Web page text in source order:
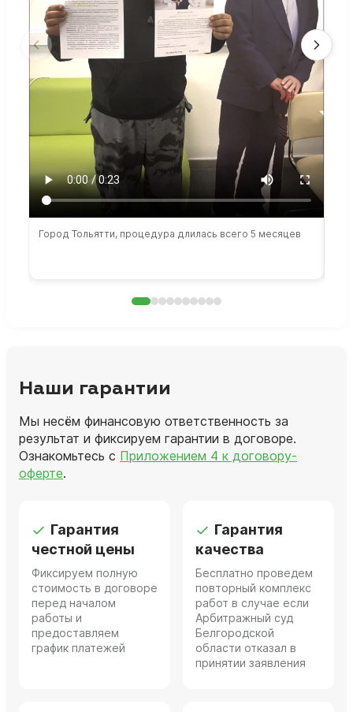
Город Тольятти, процедура длилась всего 5 месяцев
Наши гарантии
Мы несём финансовую ответственность за
результат и фиксируем гарантии в договоре.
Ознакомьтесь с Приложением 4 к договору-
оферте.
Гарантия
честной цены
Фиксируем полную
стоимость в договоре
перед началом
работы и
предоставляем
график платежей
Гарантия
качества
Бесплатно проведем
повторный комплекс
работ в случае если
Арбитражный суд
Белгородской
области отказал в
принятии заявления